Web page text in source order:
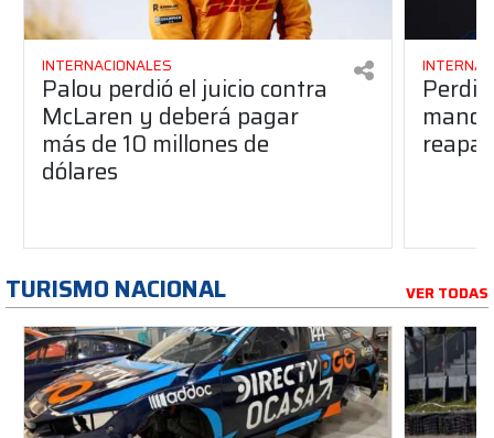
INTERNACIONALES
Palou perdió el juicio contra
McLaren y deberá pagar
más de 10 millones de
dólares
TURISMO NACIONAL VER TODAS